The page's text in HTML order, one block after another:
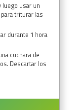
luego usar un
triturar las
durante 1 hora
cuchara de
Descartar los